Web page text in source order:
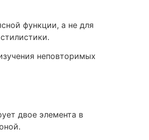
функции, а не для
неповторимых
двое элемента в